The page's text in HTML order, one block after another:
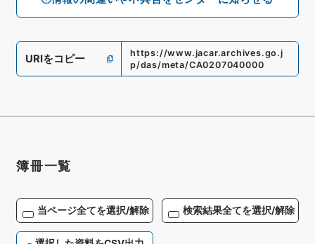
URIをコピー
https://www.jacar.archives.go.j
p/das/meta/CA0207040000
簿冊一覧
当ページ全てを選択/解除 検索結果全てを選択/解除